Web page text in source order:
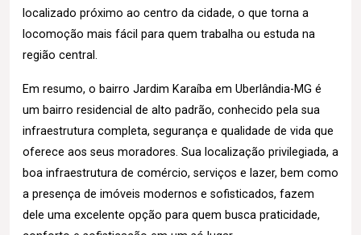
localizado próximo ao centro da cidade, o que torna a
locomoção mais fácil para quem trabalha ou estuda na
região central.
Em resumo, o bairro Jardim Karaíba em Uberlândia-MG é
um bairro residencial de alto padrão, conhecido pela sua
infraestrutura completa, segurança e qualidade de vida que
oferece aos seus moradores. Sua localização privilegiada, a
boa infraestrutura de comércio, serviços e lazer, bem como
a presença de imóveis modernos e sofisticados, fazem
dele uma excelente opção para quem busca praticidade,